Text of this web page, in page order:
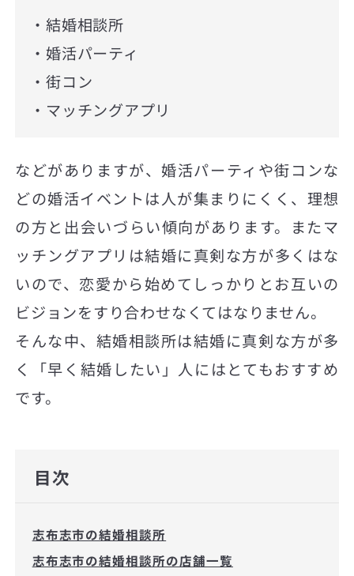
・結婚相談所
・婚活パーティ
・街コン
・マッチングアプリ
などがありますが、婚活パーティや街コンな
どの婚活イベントは人が集まりにくく、理想
の方と出会いづらい傾向があります。またマ
ッチングアプリは結婚に真剣な方が多くはな
いので、恋愛から始めてしっかりとお互いの
ビジョンをすり合わせなくてはなりません。
そんな中、結婚相談所は結婚に真剣な方が多
く「早く結婚したい」人にはとてもおすすめ
です。
目次
志布志市の結婚相談所
志布志市の結婚相談所の店舗一覧